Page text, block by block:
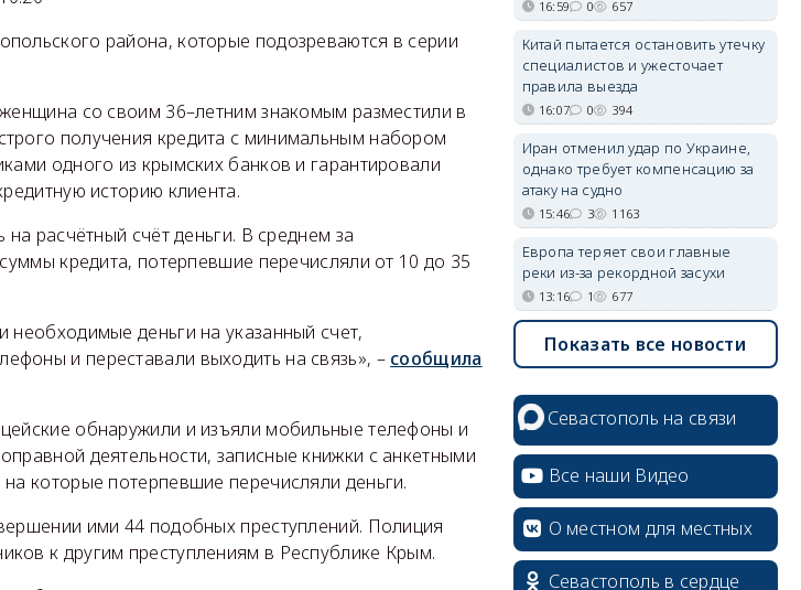
района, которые подозреваются в серии
со своим 36–летним знакомым разместили в
получения кредита с минимальным набором
одного из крымских банков и гарантировали
историю клиента.
расчётный счёт деньги. В среднем за
кредита, потерпевшие перечисляли от 10 до 35
деньги на указанный счет,
и переставали выходить на связь», – сообщила
обнаружили и изъяли мобильные телефоны и
деятельности, записные книжки с анкетными
которые потерпевшие перечисляли деньги.
ими 44 подобных преступлений. Полиция
к другим преступлениям в Республике Крым.
16:59 0 657
Китай пытается остановить утечку
специалистов и ужесточает
правила выезда
16:07 0 394
Иран отменил удар по Украине,
однако требует компенсацию за
атаку на судно
15:46 3 1163
Европа теряет свои главные
реки из-за рекордной засухи
13:16 1 677
Показать все новости
Севастополь на связи
Все наши Видео
О местном для местных
Севастополь в сердце